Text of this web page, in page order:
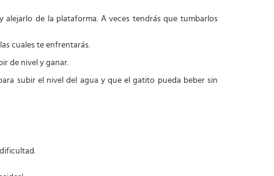
de la plataforma. A veces tendrás que tumbarlos
cuales te enfrentarás.
de nivel y ganar.
subir el nivel del agua y que el gatito pueda beber sin